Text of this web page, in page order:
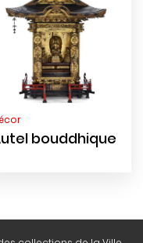
bouddhique